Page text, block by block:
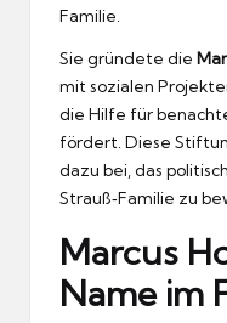
Familie.
Sie gründete die
mit sozialen
die Hilfe für
fördert. Diese
dazu bei, das
Strauß‑Familie zu
Marcus
Name im